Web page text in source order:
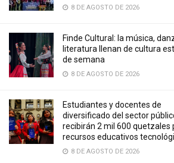
8 DE AGOSTO DE 2026
Finde Cultural: la música,
literatura llenan de cultura
de semana
8 DE AGOSTO DE 2026
Estudiantes y docentes de
diversificado del sector
recibirán 2 mil 600 quetzales
recursos educativos
8 DE AGOSTO DE 2026